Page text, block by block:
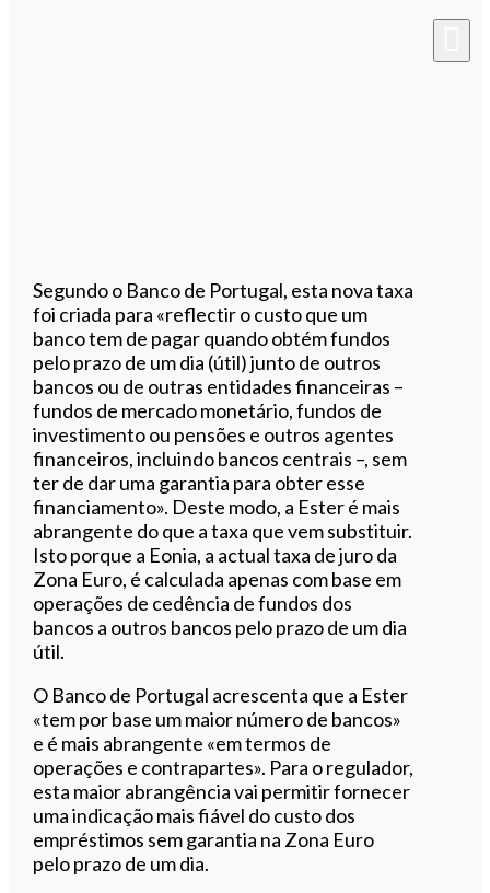
Segundo o Banco de Portugal, esta nova taxa
foi criada para «reflectir o custo que um
banco tem de pagar quando obtém fundos
pelo prazo de um dia (útil) junto de outros
bancos ou de outras entidades financeiras –
fundos de mercado monetário, fundos de
investimento ou pensões e outros agentes
financeiros, incluindo bancos centrais –, sem
ter de dar uma garantia para obter esse
financiamento». Deste modo, a Ester é mais
abrangente do que a taxa que vem substituir.
Isto porque a Eonia, a actual taxa de juro da
Zona Euro, é calculada apenas com base em
operações de cedência de fundos dos
bancos a outros bancos pelo prazo de um dia
útil.
O Banco de Portugal acrescenta que a Ester
«tem por base um maior número de bancos»
e é mais abrangente «em termos de
operações e contrapartes». Para o regulador,
esta maior abrangência vai permitir fornecer
uma indicação mais fiável do custo dos
empréstimos sem garantia na Zona Euro
pelo prazo de um dia.